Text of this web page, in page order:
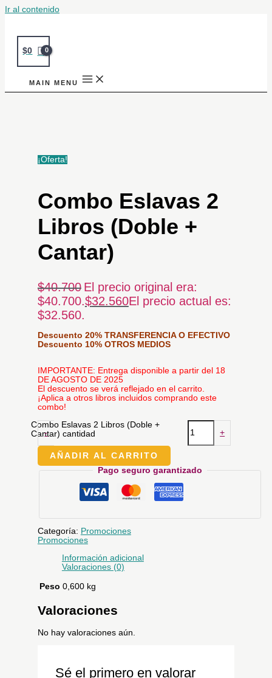
Ir al contenido
$0
MAIN MENU
¡Oferta!
Combo Eslavas 2
Libros (Doble +
Cantar)
$40.700 El precio original era:
$40.700.$32.560El precio actual es:
$32.560.
Descuento 20% TRANSFERENCIA O EFECTIVO
Descuento 10% OTROS MEDIOS
IMPORTANTE: Entrega disponible a partir del 18
DE AGOSTO DE 2025
El descuento se verá reflejado en el carrito.
¡Aplica a otros libros incluidos comprando este
combo!
-
Combo Eslavas 2 Libros (Doble +
Cantar) cantidad
+
AÑADIR AL CARRITO
Pago seguro garantizado
Categoría: Promociones
Promociones
Información adicional
Valoraciones (0)
Peso 0,600 kg
Valoraciones
No hay valoraciones aún.
Sé el primero en valorar